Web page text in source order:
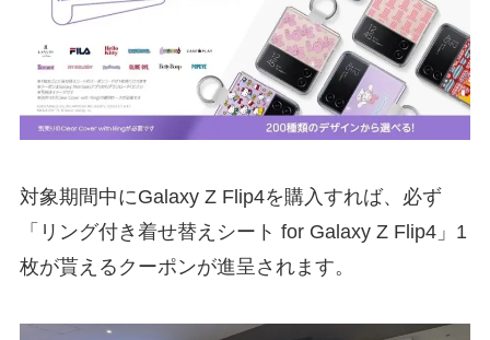
対象期間中にGalaxy Z Flip4を購入すれば、必ず
「リング付き着せ替えシート for Galaxy Z Flip4」1
枚が貰えるクーポンが進呈されます。